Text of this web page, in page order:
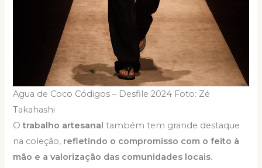
Agua de Coco Códigos – Desfile 2024 Foto: Zé
Takahashi
Otrabalho artesanal também tem grande destaque
na coleção, refletindo o compromisso com o feito à
mão e a valorização das comunidades locais.